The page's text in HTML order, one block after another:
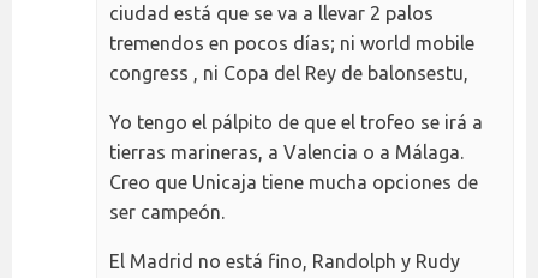
ciudad está que se va a llevar 2 palos
tremendos en pocos días; ni world mobile
congress , ni Copa del Rey de balonsestu,
Yo tengo el pálpito de que el trofeo se irá a
tierras marineras, a Valencia o a Málaga.
Creo que Unicaja tiene mucha opciones de
ser campeón.
El Madrid no está fino, Randolph y Rudy